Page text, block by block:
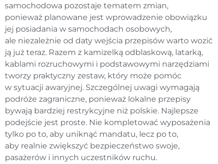
samochodowa pozostaje tematem zmian,
ponieważ planowane jest wprowadzenie obowiązku
jej posiadania w samochodach osobowych,
ale niezależnie od daty wejścia przepisów warto wozić
ją już teraz. Razem z kamizelką odblaskową, latarką,
kablami rozruchowymi i podstawowymi narzędziami
tworzy praktyczny zestaw, który może pomóc
w sytuacji awaryjnej. Szczególnej uwagi wymagają
podróże zagraniczne, ponieważ lokalne przepisy
bywają bardziej restrykcyjne niż polskie. Najlepsze
podejście jest proste. Nie kompletować wyposażenia
tylko po to, aby uniknąć mandatu, lecz po to,
aby realnie zwiększyć bezpieczeństwo swoje,
pasażerów i innych uczestników ruchu.